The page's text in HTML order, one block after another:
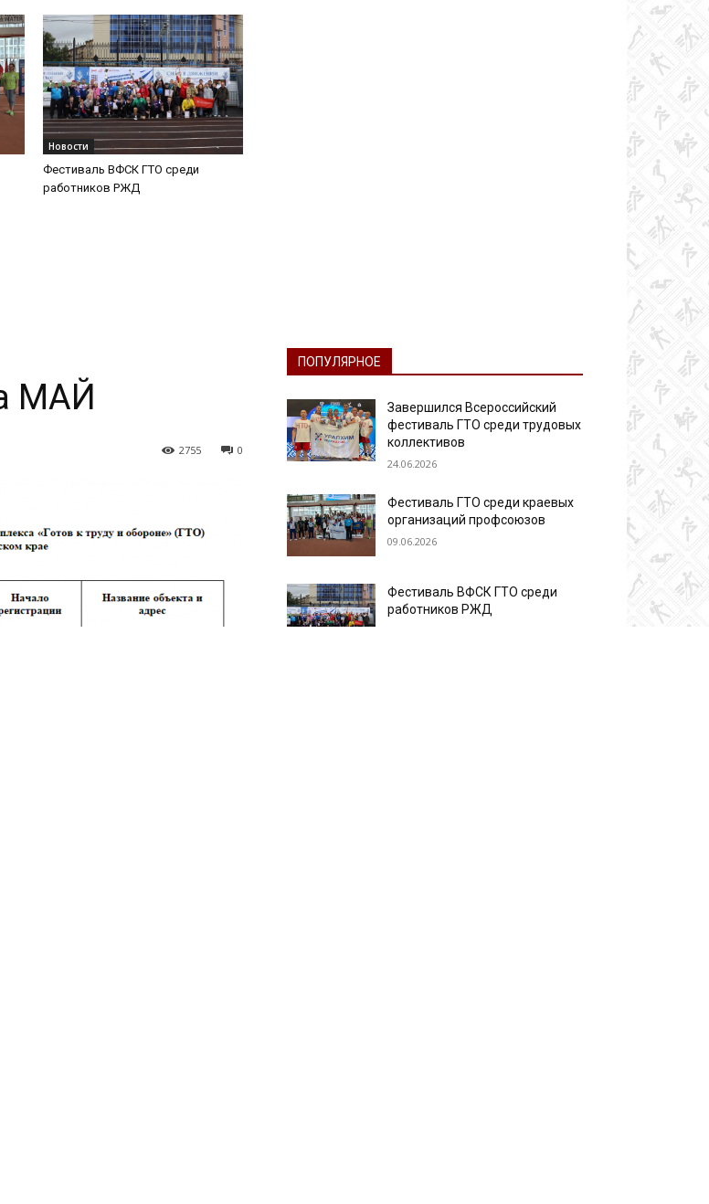
Новости
Фестиваль ВФСК ГТО среди
работников РЖД